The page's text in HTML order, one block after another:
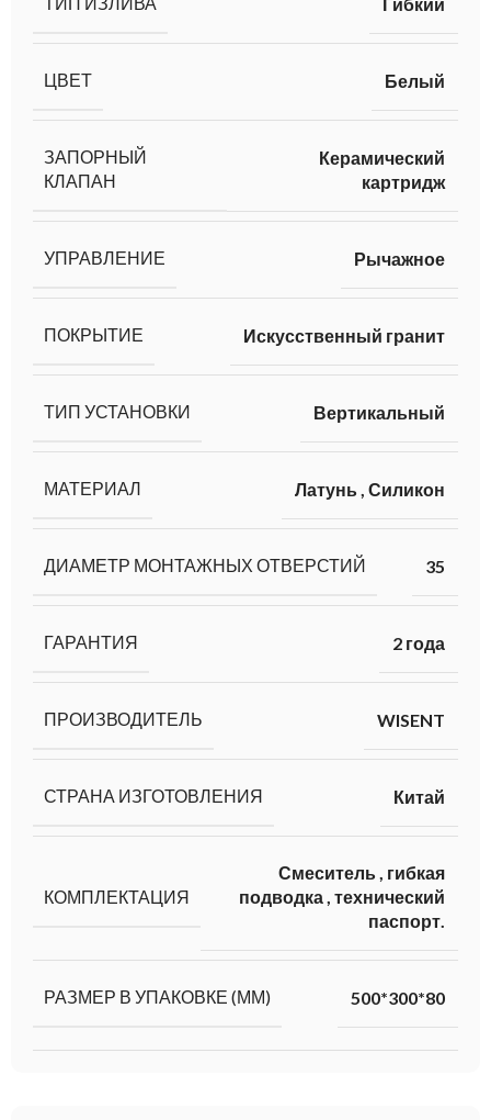
ЦВЕТ Белый
ЗАПОРНЫЙ
КЛАПАН
Керамический
картридж
УПРАВЛЕНИЕ Рычажное
ПОКРЫТИЕ Искусственный гранит
ТИП УСТАНОВКИ Вертикальный
МАТЕРИАЛ Латунь, Силикон
ДИАМЕТР МОНТАЖНЫХ ОТВЕРСТИЙ 35
ГАРАНТИЯ 2 года
ПРОИЗВОДИТЕЛЬ WISENT
СТРАНА ИЗГОТОВЛЕНИЯ Китай
КОМПЛЕКТАЦИЯ
Смеситель, гибкая
подводка, технический
паспорт.
РАЗМЕР В УПАКОВКЕ (ММ) 500*300*80